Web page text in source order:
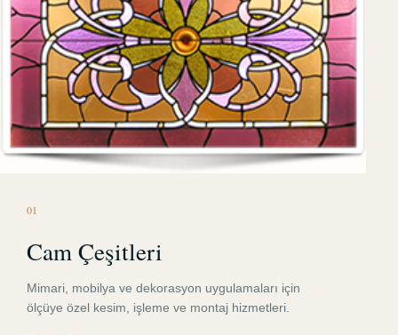
01
Cam Çeşitleri
Mimari, mobilya ve dekorasyon uygulamaları için
ölçüye özel kesim, işleme ve montaj hizmetleri.